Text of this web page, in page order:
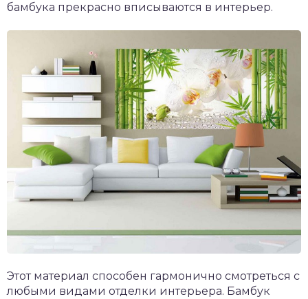
бамбука прекрасно вписываются в интерьер.
Этот материал способен гармонично смотреться с
любыми видами отделки интерьера. Бамбук